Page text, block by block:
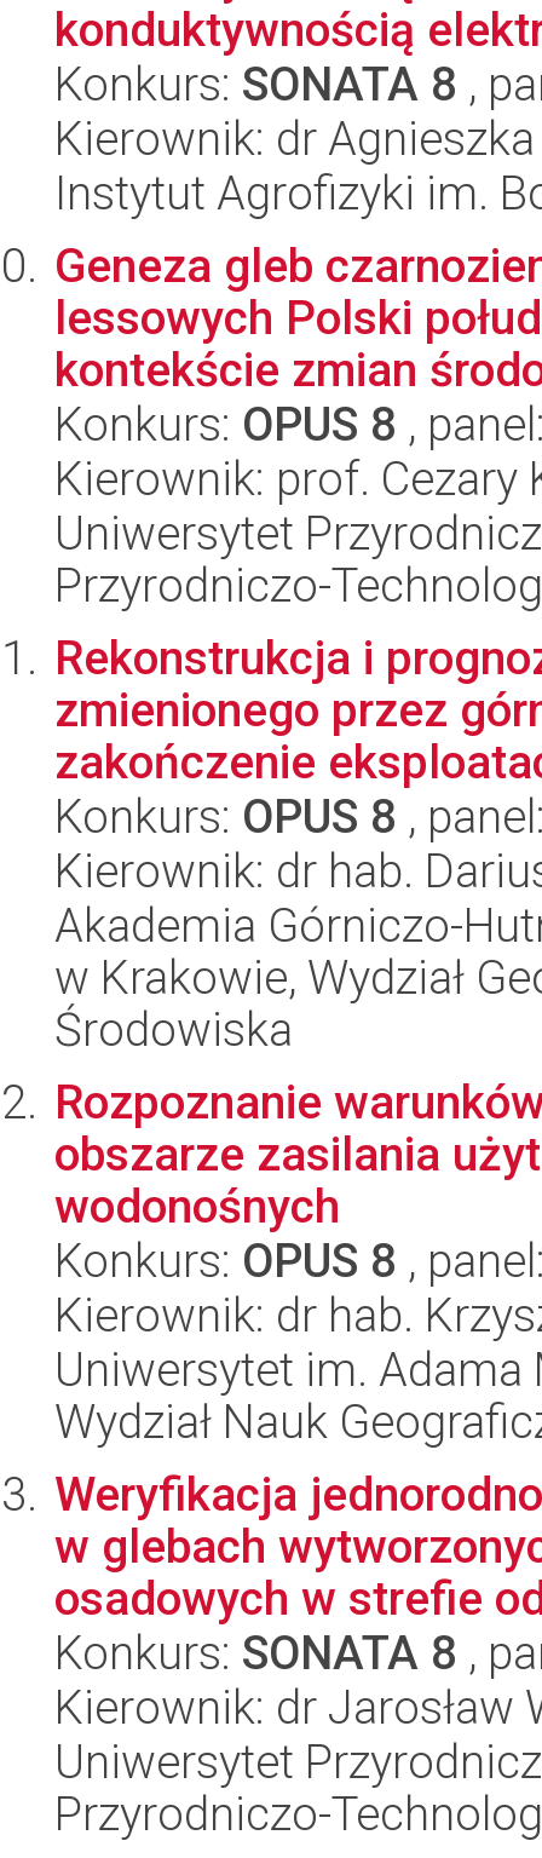
konduktywnością
Konkurs: SONATA 8 ,
Kierownik: dr
Instytut Agrofizyki im.
Geneza gleb
lessowych Polski
kontekście zmian
Konkurs: OPUS 8 ,
Kierownik: prof. Cezary
Uniwersytet
Przyrodniczo-
Rekonstrukcja i
zmienionego przez
zakończenie
Konkurs: OPUS 8 ,
Kierownik: dr hab.
Akademia Górniczo-
w Krakowie, Wydział
Środowiska
Rozpoznanie
obszarze zasilania
wodonośnych
Konkurs: OPUS 8 ,
Kierownik: dr hab.
Uniwersytet im.
Wydział Nauk
Weryfikacja
w glebach
osadowych w strefie
Konkurs: SONATA 8 ,
Kierownik: dr Jarosław
Uniwersytet
Przyrodniczo-